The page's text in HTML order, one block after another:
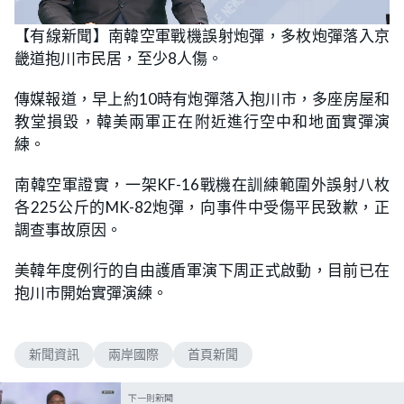
U
n
m
t
e
o
a
d
0
.
2
8
【有線新聞】南韓空軍戰機誤射炮彈，多枚炮彈落入京
畿道抱川市民居，至少8人傷。
傳媒報道，早上約10時有炮彈落入抱川市，多座房屋和
教堂損毀，韓美兩軍正在附近進行空中和地面實彈演
練。
南韓空軍證實，一架KF-16戰機在訓練範圍外誤射八枚
各225公斤的MK-82炮彈，向事件中受傷平民致歉，正
調查事故原因。
美韓年度例行的自由護盾軍演下周正式啟動，目前已在
抱川市開始實彈演練。
新聞資訊 兩岸國際 首頁新聞
下一則新聞